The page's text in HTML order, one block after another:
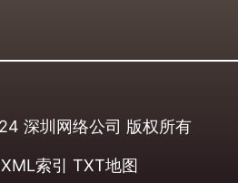
深圳网络公司 版权所有
XML索引 TXT地图